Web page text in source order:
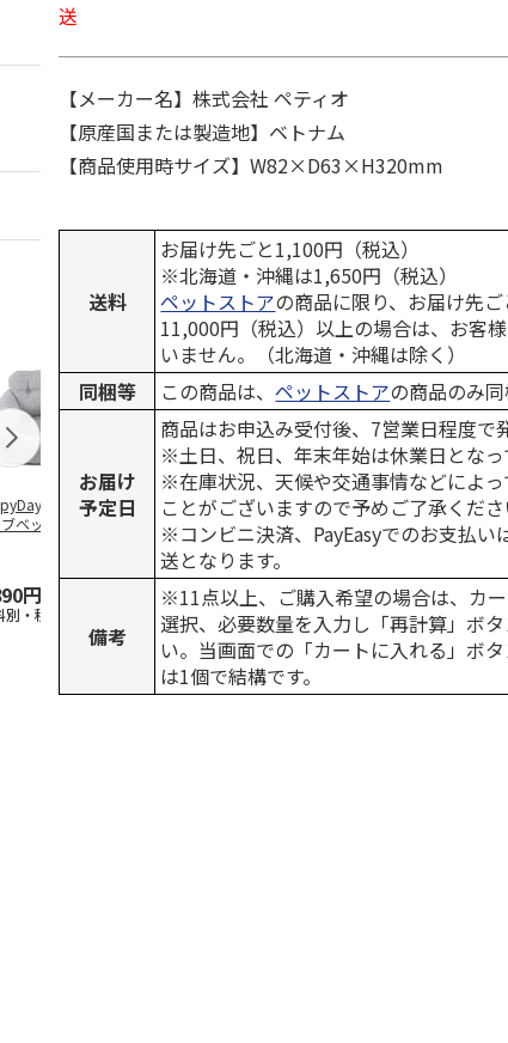
2wayド
ベッド グレ
円
・税込)
獣医師開発 ニオイ
をとる砂専用 猫ト
イレ ナチュラルグ
1,550円
(送料別・税込)
デオトイレ 飛び散
らない消臭・抗菌サ
ンド 4L
1,320円
(送料別・税込)
銀のスプー
チ 健康に
こ用 まぐ
120円
(送料別・
送
【メーカー名】株式会社 ペティオ
【原産国または製造地】ベトナム
【商品使用時サイズ】W82×D63×H320mm
送料
お届け先ごと1,100円（税込）
※北海道・沖縄は1,650円（税込）
ペットストアの商品に限り、お届け先
11,000円（税込）以上の場合は、お客
いません。（北海道・沖縄は除く）
同梱等
この商品は、ペットストアの商品のみ同
お届け
予定日
商品はお申込み受付後、7営業日程度で
※土日、祝日、年末年始は休業日となっ
※在庫状況、天候や交通事情などによ
ことがございますので予めご了承くださ
※コンビニ決済、PayEasyでのお支払い
送となります。
備考
※11点以上、ご購入希望の場合は、カ
選択、必要数量を入力し「再計算」ボ
い。当画面での「カートに入れる」ボ
は1個で結構です。